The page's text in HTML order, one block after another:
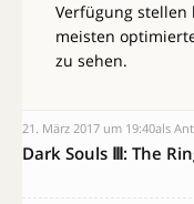
Verfügung stellen
meisten
zu sehen.
21. März 2017 um 19:40als
Dark Souls Ⅲ: The